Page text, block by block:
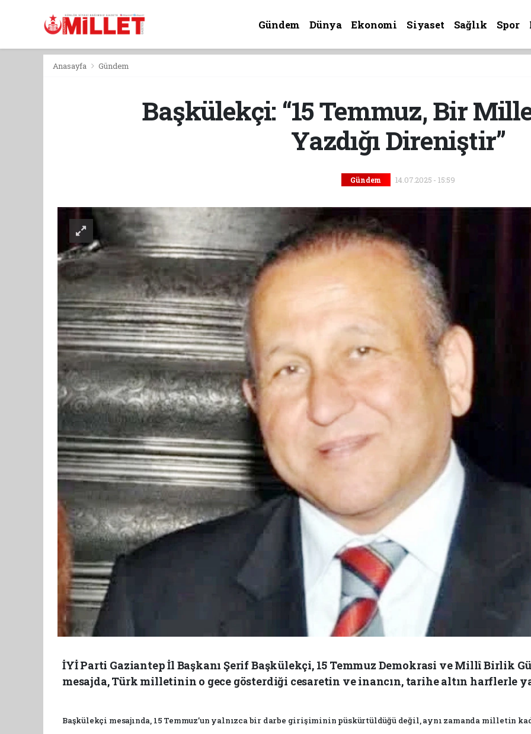
Gündem Dünya Ekonomi Siyaset Sağlık Spor
Anasayfa Gündem
Başkülekçi: “15 Temmuz, Bir
Yazdığı Direniştir”
Gündem 14.07.2025 - 15:59
İYİ Parti Gaziantep İl Başkanı Şerif Başkülekçi, 15 Temmuz Demokrasi ve Millî Birlik
mesajda, Türk milletinin o gece gösterdiği cesaretin ve inancın, tarihe altın harflerle
Başkülekçi mesajında, 15 Temmuz’un yalnızca bir darbe girişiminin püskürtüldüğü değil, aynı zamanda milletin